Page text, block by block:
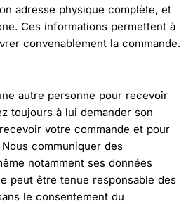
adresse physique complète, et
Ces informations permettent à
convenablement la commande.
autre personne pour recevoir
toujours à lui demander son
votre commande et pour
communiquer des
notamment ses données
peut être tenue responsable des
le consentement du